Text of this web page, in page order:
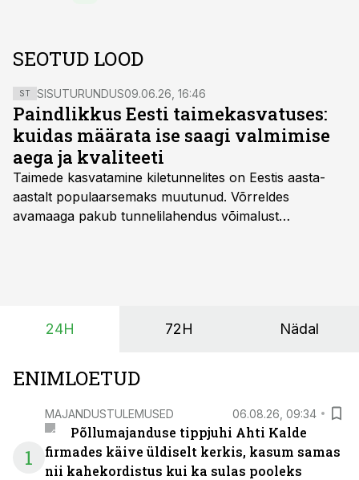
SEOTUD LOOD
ST SISUTURUNDUS09.06.26, 16:46
Paindlikkus Eesti taimekasvatuses:
kuidas määrata ise saagi valmimise
aega ja kvaliteeti
Taimede kasvatamine kiletunnelites on Eestis aasta-
aastalt populaarsemaks muutunud. Võrreldes
avamaaga pakub tunnelilahendus võimalust
24H 72H Nädal
ENIMLOETUD
1
MAJANDUSTULEMUSED 06.08.26, 09:34
Põllumajanduse tippjuhi Ahti Kalde
firmades käive üldiselt kerkis, kasum samas
nii kahekordistus kui ka sulas pooleks